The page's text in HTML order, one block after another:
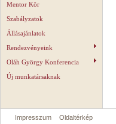
Mentor Kör
Szabályzatok
Állásajánlatok
Rendezvényeink
Oláh György Konferencia
Új munkatársaknak
Impresszum Oldaltérkép